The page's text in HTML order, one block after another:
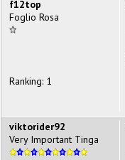
f12top
Foglio Rosa
Ranking: 1
viktorider92
Very Important Tinga